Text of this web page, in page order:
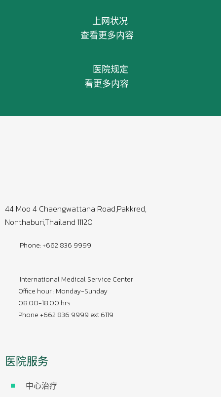
上网状况
查看更多内容
医院规定
看更多内容
44 Moo 4 Chaengwattana Road,Pakkred,
Nonthaburi,Thailand 11120
Phone: +662 836 9999
International Medical Service Center
Office hour : Monday-Sunday
08.00-18.00 hrs
Phone +662 836 9999 ext 6119
医院服务
中心治疗